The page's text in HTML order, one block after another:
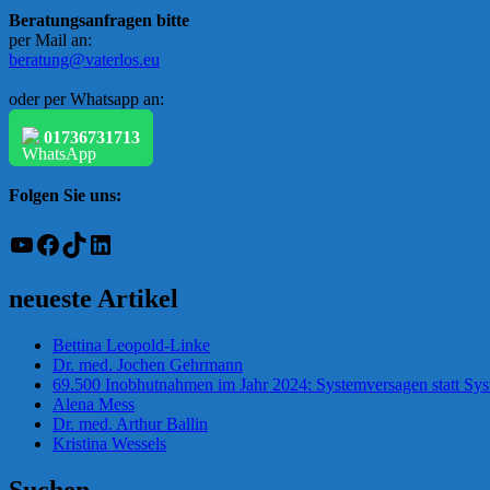
Beratungsanfragen bitte
per Mail an:
beratung@vaterlos.eu
oder per Whatsapp an:
01736731713
Folgen Sie uns:
YouTube
Facebook
TikTokLinkedIn
neueste Artikel
Bettina Leopold-Linke
Dr. med. Jochen Gehrmann
69.500 Inobhutnahmen im Jahr 2024: Systemversagen statt
Alena Mess
Dr. med. Arthur Ballin
Kristina Wessels